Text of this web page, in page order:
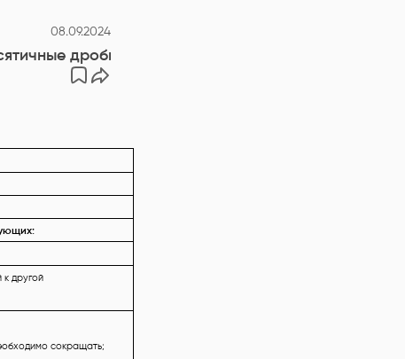
08.09.2024
дроби и действия над ними
другой
сокращать;